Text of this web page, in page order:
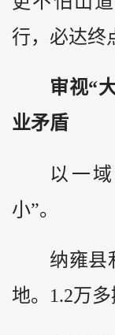
行，必达终
审视“
业矛盾
以一
小”。
纳雍县
地。1.2万